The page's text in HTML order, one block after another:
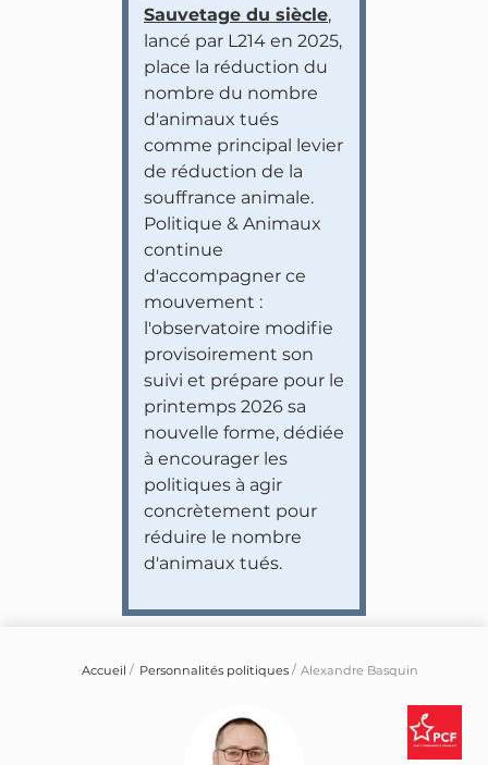
Sauvetage du siècle,
lancé par L214 en 2025,
place la réduction du
nombre du nombre
d'animaux tués
comme principal levier
de réduction de la
souffrance animale.
Politique & Animaux
continue
d'accompagner ce
mouvement :
l'observatoire modifie
provisoirement son
suivi et prépare pour le
printemps 2026 sa
nouvelle forme, dédiée
à encourager les
politiques à agir
concrètement pour
réduire le nombre
d'animaux tués.
Accueil Personnalités politiques Alexandre Basquin